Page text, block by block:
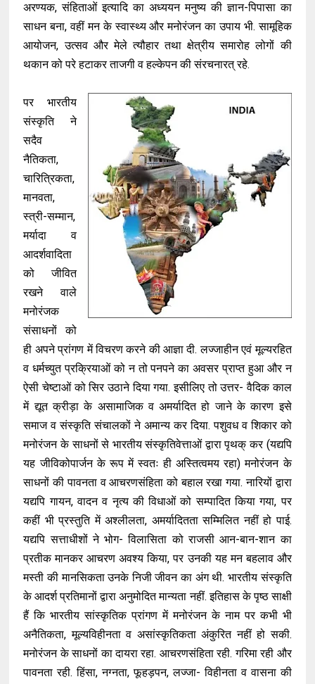
अरण्यक, संहिताओं इत्यादि का अध्ययन मनुष्य की ज्ञान-पिपासा का
साधन बना, वहीं मन के स्वास्थ्य और मनोरंजन का उपाय भी. सामूहिक
आयोजन, उत्सव और मेले त्यौहार तथा क्षेत्रीय समारोह लोगों की
थकान को परे हटाकर ताजगी व हल्केपन की संरचनारत् रहे.
पर भारतीय
संस्कृति ने
सदैव
नैतिकता,
चारित्रिकता,
मानवता,
स्त्री-सम्मान,
मर्यादा व
आदर्शवादिता
को जीवित
रखने वाले
मनोरंजक
संसाधनों को
ही अपने प्रांगण में विचरण करने की आज्ञा दी. लज्जाहीन एवं मूल्यरहित
व धर्मच्युत प्रक्रियाओं को न तो पनपने का अवसर प्राप्त हुआ और न
ऐसी चेष्टाओं को सिर उठाने दिया गया. इसीलिए तो उत्तर- वैदिक काल
में द्यूत क्रीड़ा के असामाजिक व अमर्यादित हो जाने के कारण इसे
समाज व संस्कृति संचालकों ने अमान्य कर दिया. पशुवध व शिकार को
मनोरंजन के साधनों से भारतीय संस्कृतिवेत्ताओं द्वारा पृथक् कर (यद्यपि
यह जीविकोपार्जन के रूप में स्वतः ही अस्तित्वमय रहा) मनोरंजन के
साधनों की पावनता व आचरणसंहिता को बहाल रखा गया. नारियों द्वारा
यद्यपि गायन, वादन व नृत्य की विधाओं को सम्पादित किया गया, पर
कहीं भी प्रस्तुति में अश्लीलता, अमर्यादितता सम्मिलित नहीं हो पाई.
यद्यपि सत्ताधीशों ने भोग- विलासिता को राजसी आन-बान-शान का
प्रतीक मानकर आचरण अवश्य किया, पर उनकी यह मन बहलाव और
मस्ती की मानसिकता उनके निजी जीवन का अंग थी. भारतीय संस्कृति
के आदर्श प्रतिमानों द्वारा अनुमोदित मान्यता नहीं. इतिहास के पृष्ठ साक्षी
हैं कि भारतीय सांस्कृतिक प्रांगण में मनोरंजन के नाम पर कभी भी
अनैतिकता, मूल्यविहीनता व असांस्कृतिकता अंकुरित नहीं हो सकी.
मनोरंजन के साधनों का दायरा रहा. आचरणसंहिता रही. गरिमा रही और
पावनता रही. हिंसा, नग्नता, फूहड़पन, लज्जा- विहीनता व वासना की